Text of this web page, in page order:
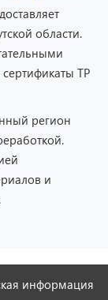
области.
ТР
регион
и
информация